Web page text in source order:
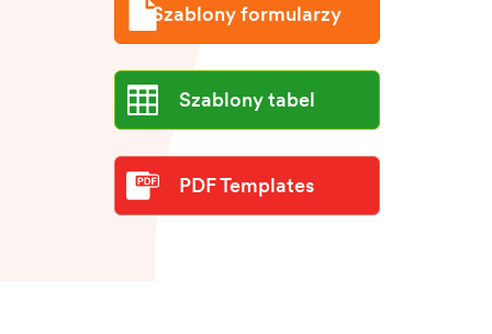
Szablony formularzy
Szablony tabel
PDF Templates